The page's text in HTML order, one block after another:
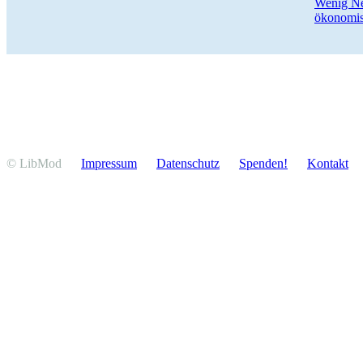
© LibMod Impressum Daten­schutz Spenden! Kontakt